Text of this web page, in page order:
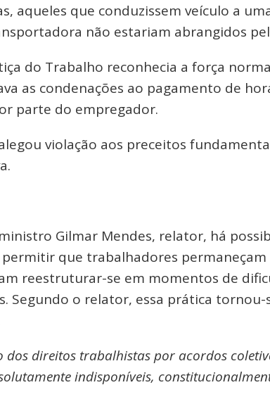
aqueles que conduzissem veículo a
não estariam abrangidos
do Trabalho reconhecia a força
as condenações ao pagamento de
parte do empregador.
violação aos preceitos
Gilmar Mendes, relator, há
permitir que trabalhadores
reestruturar-se em momentos de
Segundo o relator, essa prática
dos direitos trabalhistas por acordos
indisponíveis,